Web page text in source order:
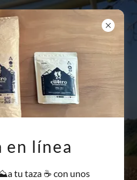
en línea
tu taza ☕️ con unos